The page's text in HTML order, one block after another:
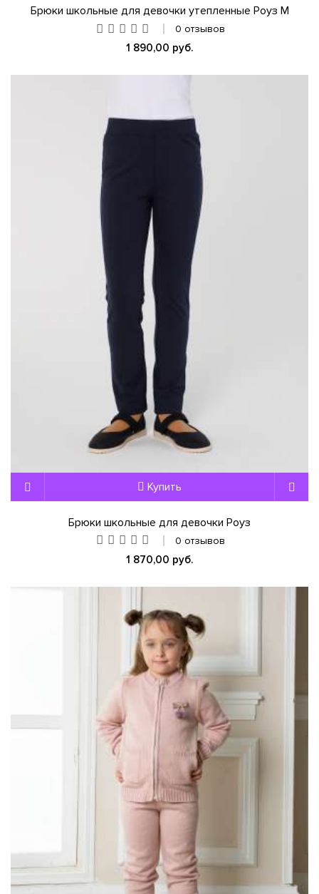
Брюки школьные для девочки утепленные Роуз М
0 отзывов
1 890,00 руб.
Купить
Брюки школьные для девочки Роуз
0 отзывов
1 870,00 руб.